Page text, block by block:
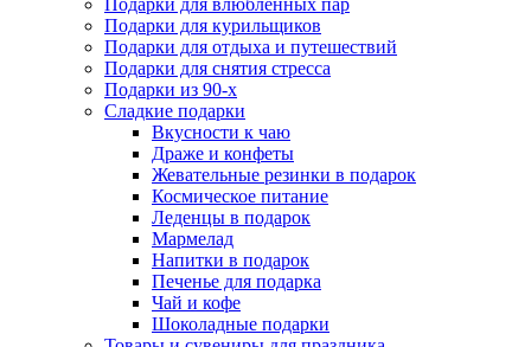
Подарки для влюбленных пар
Подарки для курильщиков
Подарки для отдыха и путешествий
Подарки для снятия стресса
Подарки из 90-х
Сладкие подарки
Вкусности к чаю
Драже и конфеты
Жевательные резинки в подарок
Космическое питание
Леденцы в подарок
Мармелад
Напитки в подарок
Печенье для подарка
Чай и кофе
Шоколадные подарки